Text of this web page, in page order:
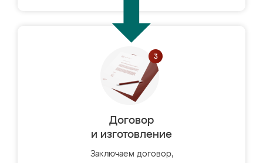
Договор
и изготовление
Заключаем договор,